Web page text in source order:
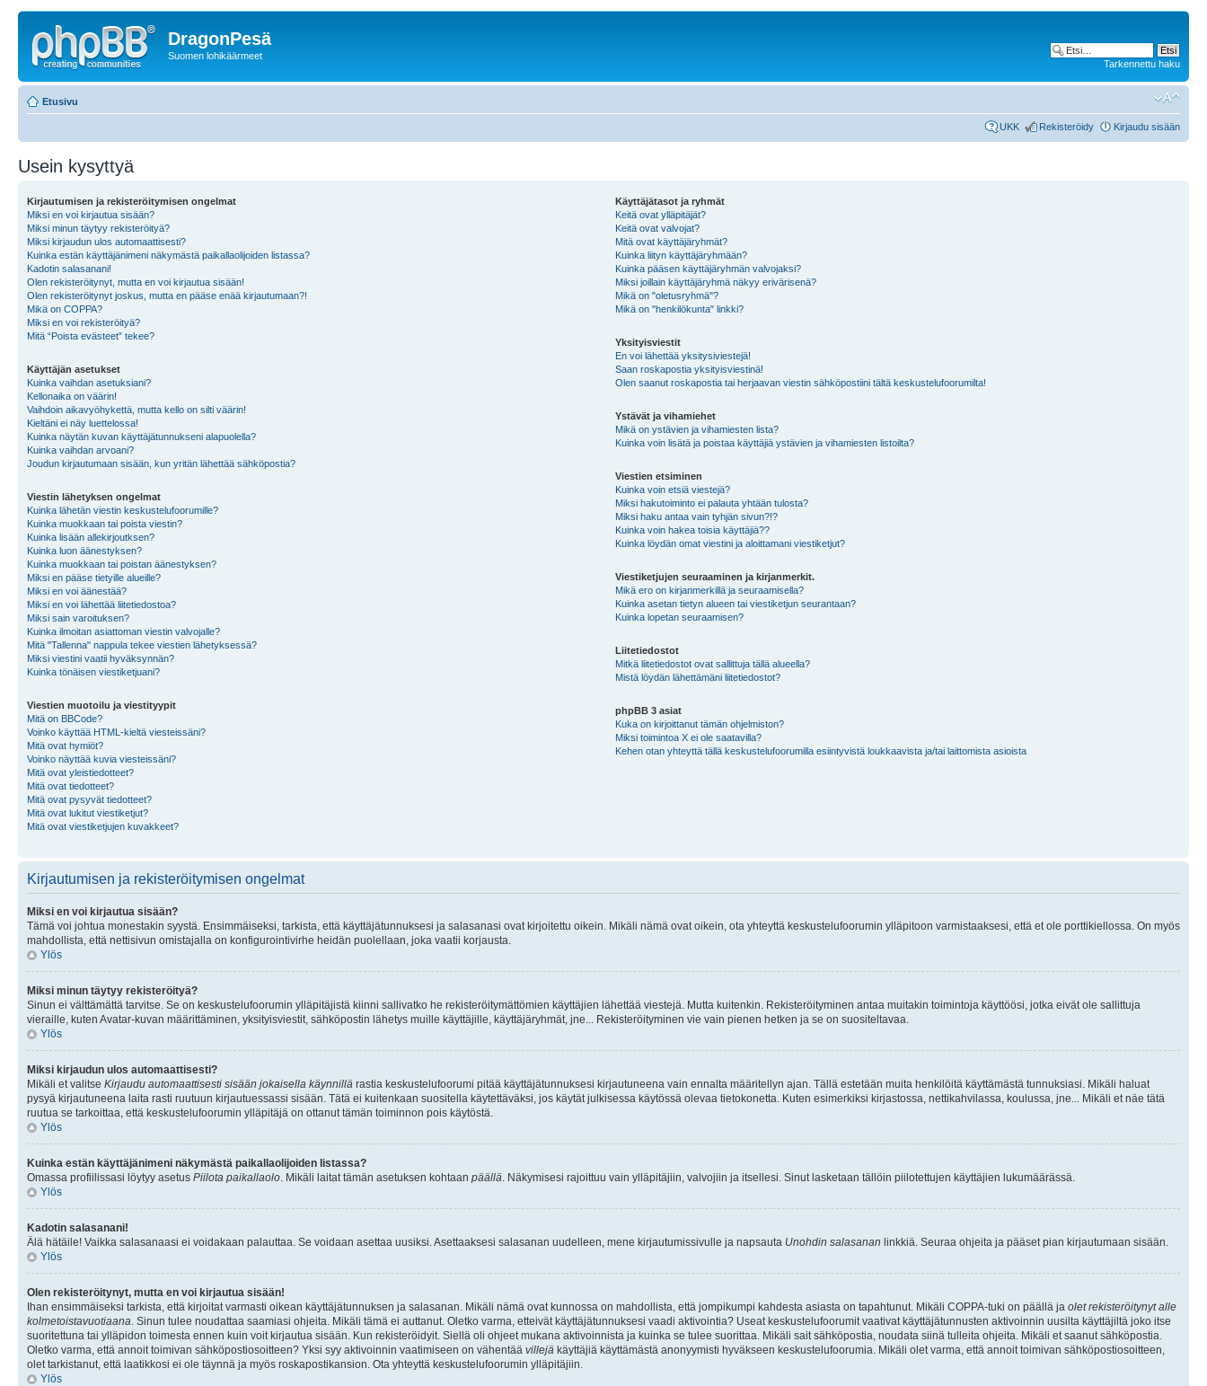
DragonPesä
Suomen lohikäärmeet
Tarkennettu haku
Etusivu
UKK Rekisteröidy Kirjaudu sisään
Usein kysyttyä
Kirjautumisen ja rekisteröitymisen ongelmat
Miksi en voi kirjautua sisään?
Miksi minun täytyy rekisteröityä?
Miksi kirjaudun ulos automaattisesti?
Kuinka estän käyttäjänimeni näkymästä paikallaolijoiden listassa?
Kadotin salasanani!
Olen rekisteröitynyt, mutta en voi kirjautua sisään!
Olen rekisteröitynyt joskus, mutta en pääse enää kirjautumaan?!
Mikä on COPPA?
Miksi en voi rekisteröityä?
Mitä “Poista evästeet” tekee?
Käyttäjän asetukset
Kuinka vaihdan asetuksiani?
Kellonaika on väärin!
Vaihdoin aikavyöhykettä, mutta kello on silti väärin!
Kieltäni ei näy luettelossa!
Kuinka näytän kuvan käyttäjätunnukseni alapuolella?
Kuinka vaihdan arvoani?
Joudun kirjautumaan sisään, kun yritän lähettää sähköpostia?
Viestin lähetyksen ongelmat
Kuinka lähetän viestin keskustelufoorumille?
Kuinka muokkaan tai poista viestin?
Kuinka lisään allekirjoutksen?
Kuinka luon äänestyksen?
Kuinka muokkaan tai poistan äänestyksen?
Miksi en pääse tietyille alueille?
Miksi en voi äänestää?
Miksi en voi lähettää liitetiedostoa?
Miksi sain varoituksen?
Kuinka ilmoitan asiattoman viestin valvojalle?
Mitä "Tallenna" nappula tekee viestien lähetyksessä?
Miksi viestini vaatii hyväksynnän?
Kuinka tönäisen viestiketjuani?
Viestien muotoilu ja viestityypit
Mitä on BBCode?
Voinko käyttää HTML-kieltä viesteissäni?
Mitä ovat hymiöt?
Voinko näyttää kuvia viesteissäni?
Mitä ovat yleistiedotteet?
Mitä ovat tiedotteet?
Mitä ovat pysyvät tiedotteet?
Mitä ovat lukitut viestiketjut?
Mitä ovat viestiketjujen kuvakkeet?
Käyttäjätasot ja ryhmät
Keitä ovat ylläpitäjät?
Keitä ovat valvojat?
Mitä ovat käyttäjäryhmät?
Kuinka liityn käyttäjäryhmään?
Kuinka pääsen käyttäjäryhmän valvojaksi?
Miksi joillain käyttäjäryhmä näkyy erivärisenä?
Mikä on "oletusryhmä"?
Mikä on "henkilökunta" linkki?
Yksityisviestit
En voi lähettää yksitysiviestejä!
Saan roskapostia yksityisviestinä!
Olen saanut roskapostia tai herjaavan viestin sähköpostiini tältä keskustelufoorumilta!
Ystävät ja vihamiehet
Mikä on ystävien ja vihamiesten lista?
Kuinka voin lisätä ja poistaa käyttäjiä ystävien ja vihamiesten listoilta?
Viestien etsiminen
Kuinka voin etsiä viestejä?
Miksi hakutoiminto ei palauta yhtään tulosta?
Miksi haku antaa vain tyhjän sivun?!?
Kuinka voin hakea toisia käyttäjiä??
Kuinka löydän omat viestini ja aloittamani viestiketjut?
Viestiketjujen seuraaminen ja kirjanmerkit.
Mikä ero on kirjanmerkillä ja seuraamisella?
Kuinka asetan tietyn alueen tai viestiketjun seurantaan?
Kuinka lopetan seuraamisen?
Liitetiedostot
Mitkä liitetiedostot ovat sallittuja tällä alueella?
Mistä löydän lähettämäni liitetiedostot?
phpBB 3 asiat
Kuka on kirjoittanut tämän ohjelmiston?
Miksi toimintoa X ei ole saatavilla?
Kehen otan yhteyttä tällä keskustelufoorumilla esiintyvistä loukkaavista ja/tai laittomista asioista
Kirjautumisen ja rekisteröitymisen ongelmat
Miksi en voi kirjautua sisään?
Tämä voi johtua monestakin syystä. Ensimmäiseksi, tarkista, että käyttäjätunnuksesi ja salasanasi ovat kirjoitettu oikein. Mikäli nämä ovat oikein, ota yhteyttä keskustelufoorumin ylläpitoon varmistaaksesi, että et ole porttikiellossa. On myös
mahdollista, että nettisivun omistajalla on konfigurointivirhe heidän puolellaan, joka vaatii korjausta.
Ylös
Miksi minun täytyy rekisteröityä?
Sinun ei välttämättä tarvitse. Se on keskustelufoorumin ylläpitäjistä kiinni sallivatko he rekisteröitymättömien käyttäjien lähettää viestejä. Mutta kuitenkin. Rekisteröityminen antaa muitakin toimintoja käyttöösi, jotka eivät ole sallittuja
vieraille, kuten Avatar-kuvan määrittäminen, yksityisviestit, sähköpostin lähetys muille käyttäjille, käyttäjäryhmät, jne... Rekisteröityminen vie vain pienen hetken ja se on suositeltavaa.
Ylös
Miksi kirjaudun ulos automaattisesti?
Mikäli et valitse Kirjaudu automaattisesti sisään jokaisella käynnillä rastia keskustelufoorumi pitää käyttäjätunnuksesi kirjautuneena vain ennalta määritellyn ajan. Tällä estetään muita henkilöitä käyttämästä tunnuksiasi. Mikäli haluat
pysyä kirjautuneena laita rasti ruutuun kirjautuessassi sisään. Tätä ei kuitenkaan suositella käytettäväksi, jos käytät julkisessa käytössä olevaa tietokonetta. Kuten esimerkiksi kirjastossa, nettikahvilassa, koulussa, jne... Mikäli et näe tätä
ruutua se tarkoittaa, että keskustelufoorumin ylläpitäjä on ottanut tämän toiminnon pois käytöstä.
Ylös
Kuinka estän käyttäjänimeni näkymästä paikallaolijoiden listassa?
Omassa profiilissasi löytyy asetus Piilota paikallaolo . Mikäli laitat tämän asetuksen kohtaan päällä . Näkymisesi rajoittuu vain ylläpitäjiin, valvojiin ja itsellesi. Sinut lasketaan tällöin piilotettujen käyttäjien lukumäärässä.
Ylös
Kadotin salasanani!
Älä hätäile! Vaikka salasanaasi ei voidakaan palauttaa. Se voidaan asettaa uusiksi. Asettaaksesi salasanan uudelleen, mene kirjautumissivulle ja napsauta Unohdin salasanan linkkiä. Seuraa ohjeita ja pääset pian kirjautumaan sisään.
Ylös
Olen rekisteröitynyt, mutta en voi kirjautua sisään!
Ihan ensimmäiseksi tarkista, että kirjoitat varmasti oikean käyttäjätunnuksen ja salasanan. Mikäli nämä ovat kunnossa on mahdollista, että jompikumpi kahdesta asiasta on tapahtunut. Mikäli COPPA-tuki on päällä ja olet rekisteröitynyt alle
kolmetoistavuotiaana . Sinun tulee noudattaa saamiasi ohjeita. Mikäli tämä ei auttanut. Oletko varma, etteivät käyttäjätunnuksesi vaadi aktivointia? Useat keskustelufoorumit vaativat käyttäjätunnusten aktivoinnin uusilta käyttäjiltä joko itse
suoritettuna tai ylläpidon toimesta ennen kuin voit kirjautua sisään. Kun rekisteröidyit. Siellä oli ohjeet mukana aktivoinnista ja kuinka se tulee suorittaa. Mikäli sait sähköpostia, noudata siinä tulleita ohjeita. Mikäli et saanut sähköpostia.
Oletko varma, että annoit toimivan sähköpostiosoitteen? Yksi syy aktivoinnin vaatimiseen on vähentää villejä käyttäjiä käyttämästä anonyymisti hyväkseen keskustelufoorumia. Mikäli olet varma, että annoit toimivan sähköpostiosoitteen,
olet tarkistanut, että laatikkosi ei ole täynnä ja myös roskapostikansion. Ota yhteyttä keskustelufoorumin ylläpitäjiin.
Ylös